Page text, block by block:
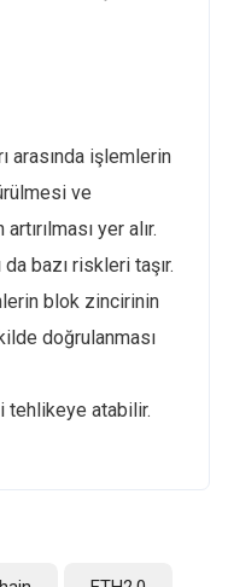
arasında işlemlerin
ve
yer alır.
bazı riskleri taşır.
blok zincirinin
doğrulanması
atabilir.